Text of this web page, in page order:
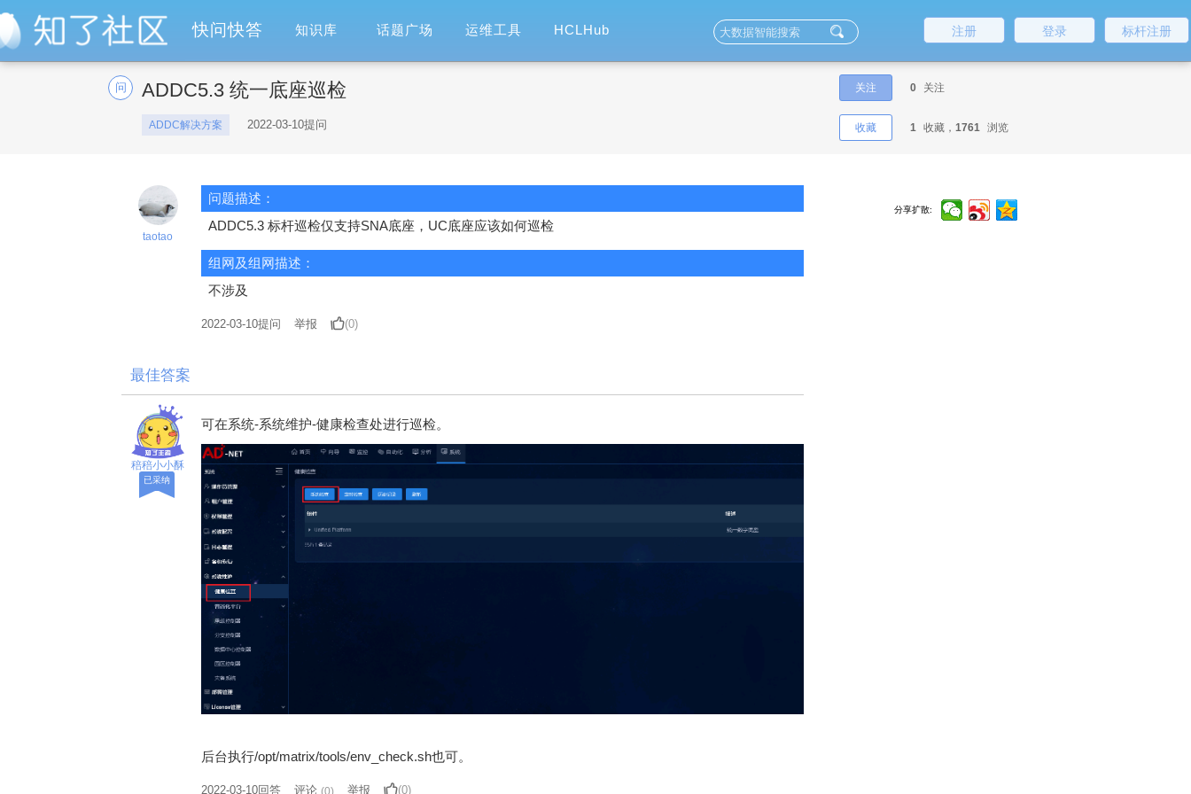
快问快答 知识库 话题广场 运维工具 HCLHub 标杆注册
登录
注册
问 ADDC5.3 统一底座巡检
ADDC解决方案 2022-03-10提问
关注 0 关注
收藏 1 收藏， 1761 浏览
taotao
问题描述：
ADDC5.3 标杆巡检仅支持SNA底座，UC底座应该如何巡检
组网及组网描述：
不涉及
2022-03-10提问 举报 (0)
最佳答案
已采纳
稖稖小小酥
可在系统-系统维护-健康检查处进行巡检。
后台执行/opt/matrix/tools/env_check.sh也可。
2022-03-10回答 评论 (0) 举报 (0)
分享扩散: